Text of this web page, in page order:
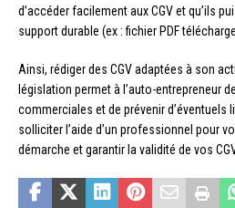
d’accéder facilement aux CGV et qu’ils
support durable (ex : fichier PDF
Ainsi, rédiger des CGV adaptées à son
législation permet à l’auto-entrepreneur
commerciales et de prévenir d’éventuels
solliciter l’aide d’un professionnel pour
démarche et garantir la validité de vos